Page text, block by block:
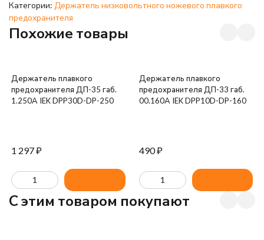
Категории: Держатель низковольтного ножевого плавкого
предохранителя
Похожие товары
Держатель плавкого
предохранителя ДП-35 габ.
1.250А IEK DPP30D-DP-250
1 297₽
Держатель плавкого
предохранителя ДП-33 габ.
00.160А IEK DPP10D-DP-160
490₽
C этим товаром покупают